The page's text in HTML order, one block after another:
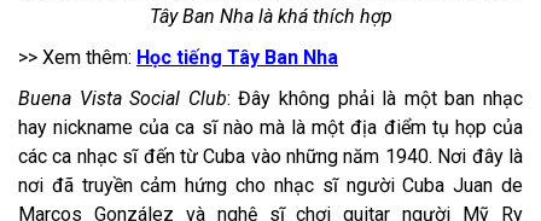
Tây Ban Nha là khá thích hợp
>> Xem thêm: Học tiếng Tây Ban Nha
Buena Vista Social Club: Đây không phải là một ban nhạc
hay nickname của ca sĩ nào mà là một địa điểm tụ họp của
các ca nhạc sĩ đến từ Cuba vào những năm 1940. Nơi đây là
nơi đã truyền cảm hứng cho nhạc sĩ người Cuba Juan de
Marcos González và nghệ sĩ chơi guitar người Mỹ Ry